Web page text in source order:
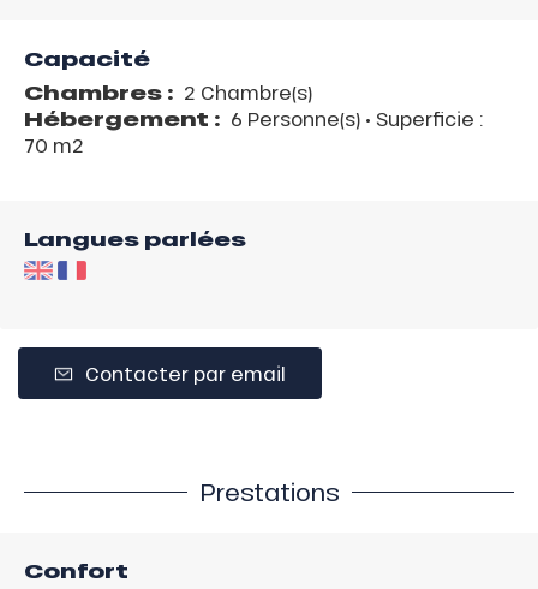
Capacité
Chambres : 2 Chambre(s)
Hébergement : 6 Personne(s) • Superficie :
70 m2
Langues parlées
Contacter par email
Prestations
Confort